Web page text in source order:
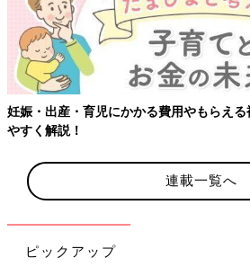
妊娠・出産・育児にかかる費用やもらえ
やすく解説！
連載一覧へ
ピックアップ